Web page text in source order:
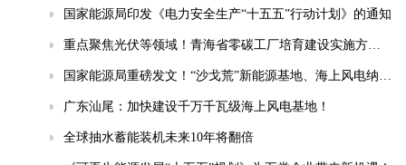
国家能源局印发《电力安全生产“十五五”行动计划》的通知
重点聚焦光伏等领域！青海省零碳工厂培育建设实施方案(试行)发布
国家能源局重磅发文！“沙戈荒”新能源基地、海上风电纳入“十五五”安全重点管控工程
广东汕尾：加快建设千万千瓦级海上风电基地！
全球抽水蓄能装机未来10年将翻倍